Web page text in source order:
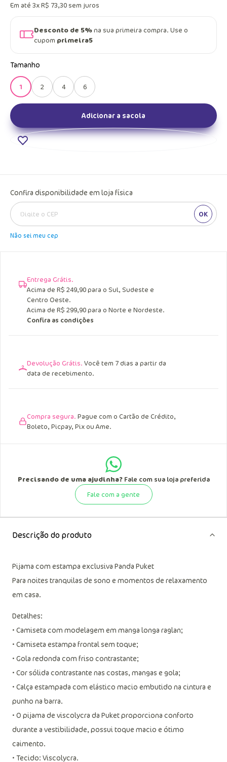
Em até 3xR$ 73,30 sem juros
Desconto de 5%na sua primeira compra. Use o
cupom primeira5
Tamanho
1 2 4 6
Adicionar a sacola
Confira disponibilidade em loja física
OK
Não sei meu cep
Entrega Grátis.
Acima de R$ 249,90 para o Sul, Sudeste e
Centro Oeste.
Acima de R$ 299,90 para o Norte e Nordeste.
Confira as condições
Devolução Grátis. Você tem 7 dias a partir da
data de recebimento.
Compra segura. Pague com o Cartão de Crédito,
Boleto, Picpay, Pix ou Ame.
Precisando de uma ajudinha?Fale com sua loja preferida
Fale com a gente
Descrição do produto
Pijama com estampa exclusiva Panda Puket
Para noites tranquilas de sono e momentos de relaxamento
em casa.
Detalhes:
• Camiseta com modelagem em manga longa raglan;
• Camiseta estampa frontal sem toque;
• Gola redonda com friso contrastante;
• Cor sólida contrastante nas costas, mangas e gola;
• Calça estampada com elástico macio embutido na cintura e
punho na barra.
• O pijama de viscolycra da Puket proporciona conforto
durante a vestibilidade, possui toque macio e ótimo
caimento.
• Tecido: Viscolycra.